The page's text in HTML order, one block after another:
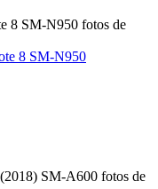
8 SM-N950 fotos de
8 SM-N950
SM-A600 fotos de